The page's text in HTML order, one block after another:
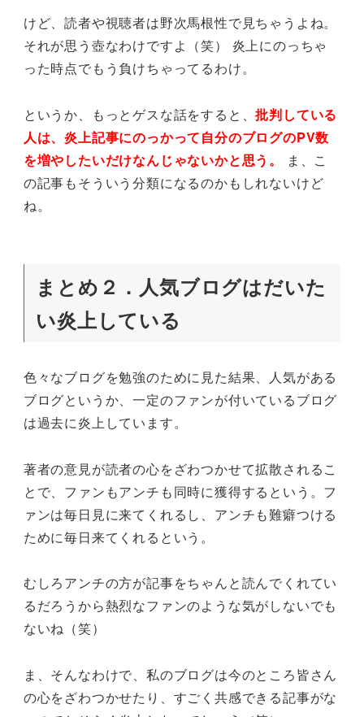
けど、読者や視聴者は野次馬根性で見ちゃうよね。
それが思う壺なわけですよ（笑） 炎上にのっちゃ
った時点でもう負けちゃってるわけ。
というか、もっとゲスな話をすると、批判している
人は、炎上記事にのっかって自分のブログのPV数
を増やしたいだけなんじゃないかと思う。
ま、こ
の記事もそういう分類になるのかもしれないけど
ね。
まとめ２．人気ブログはだいた
い炎上している
色々なブログを勉強のために見た結果、人気がある
ブログというか、一定のファンが付いているブログ
は過去に炎上しています。
著者の意見が読者の心をざわつかせて拡散されるこ
とで、ファンもアンチも同時に獲得するという。フ
ァンは毎日見に来てくれるし、アンチも難癖つける
ために毎日来てくれるという。
むしろアンチの方が記事をちゃんと読んでくれてい
るだろうから熱烈なファンのような気がしないでも
ないね（笑）
ま、そんなわけで、私のブログは今のところ皆さん
の心をざわつかせたり、すごく共感できる記事がな